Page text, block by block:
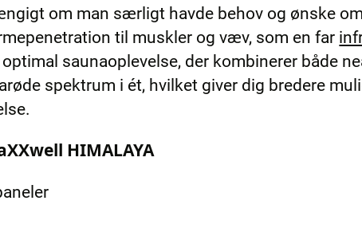
om man særligt havde behov og ønske
til muskler og væv, som en far
saunaoplevelse, der kombinerer både
spektrum i ét, hvilket giver dig bredere
HIMALAYA